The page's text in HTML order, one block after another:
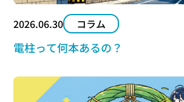
2026.06.30 コラム
電柱って何本あるの？